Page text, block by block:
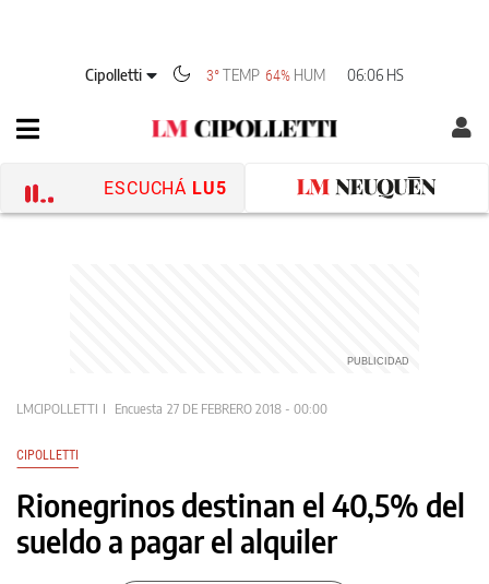
Cipolletti 3°TEMP 64% HUM 06:06 HS
ESCUCHÁ LU5
LMCIPOLLETTI Encuesta 27 DE FEBRERO 2018 - 00:00
CIPOLLETTI
Rionegrinos destinan el 40,5% del
sueldo a pagar el alquiler